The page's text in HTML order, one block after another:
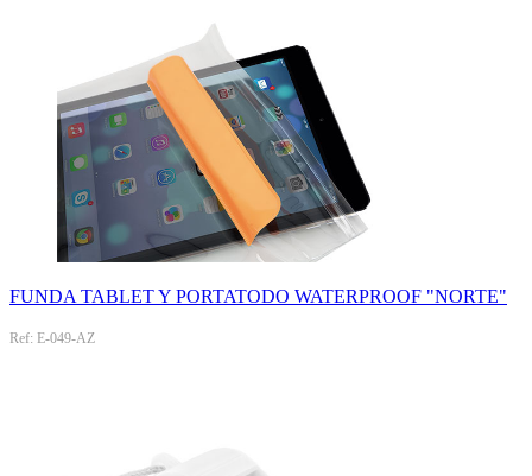
FUNDA TABLET Y PORTATODO WATERPROOF "NORTE"
Ref: E-049-AZ